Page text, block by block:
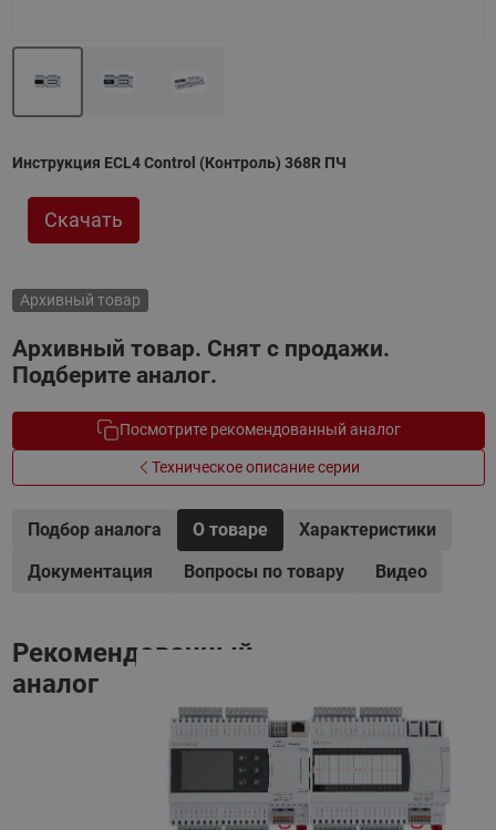
Инструкция ECL4 Control (Контроль) 368R ПЧ
Скачать
Архивный товар
Архивный товар. Снят с продажи.
Подберите аналог.
Посмотрите рекомендованный аналог
Техническое описание серии
Подбор аналога О товаре
Характеристики
Документация
Вопросы по товару Видео
Рекомендованный
аналог